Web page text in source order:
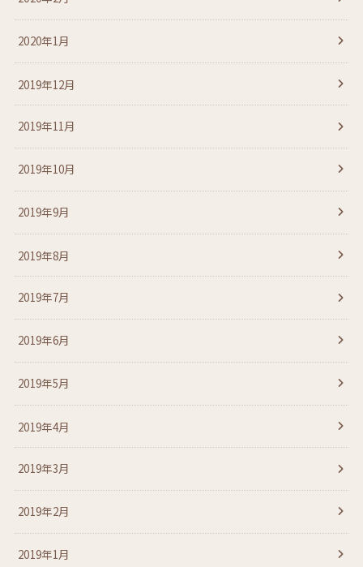
2020年1月
2019年12月
2019年11月
2019年10月
2019年9月
2019年8月
2019年7月
2019年6月
2019年5月
2019年4月
2019年3月
2019年2月
2019年1月